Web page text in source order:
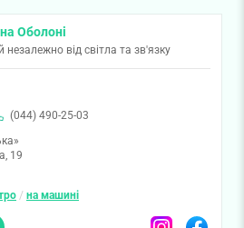
Оболоні
незалежно від світла та зв'язку
(044) 490-25-03
19
/ на машині
InstagramFacebook